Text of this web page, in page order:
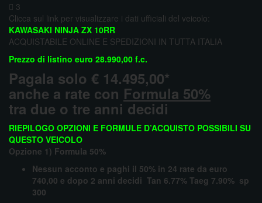
3
Clicca sul link per visualizzare i dati ufficiali del veicolo:
KAWASAKI NINJA ZX 10RR
ACQUISTABILE ONLINE E SPEDIZIONI IN TUTTA ITALIA
Prezzo di listino euro 28.990,00 f.c.
Pagala solo € 14.495,00*
anche a rate con Formula 50%
tra due o tre anni decidi
RIEPILOGO OPZIONI E FORMULE D’ACQUISTO POSSIBILI SU
QUESTO VEICOLO
Opzione 1) Formula 50%
Nessun acconto e paghi il 50% in 24 rate da euro
740,00 e dopo 2 anni decidi Tan 6.77% Taeg 7.90% sp
300